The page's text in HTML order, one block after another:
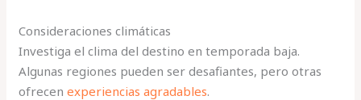
Consideraciones climáticas
Investiga el clima del destino en temporada baja.
Algunas regiones pueden ser desafiantes, pero otras
ofrecenexperiencias agradables.